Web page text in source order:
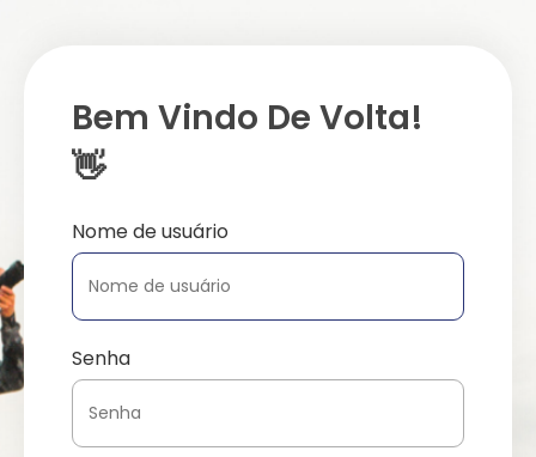
Bem Vindo De Volta!
👋
Nome de usuário
Senha